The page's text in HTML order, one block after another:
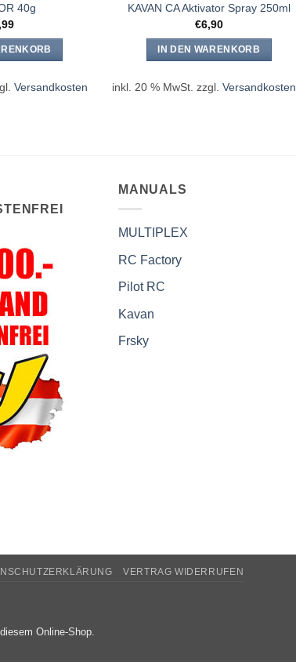
40g
Versandkosten
KAVAN CA Aktivator Spray 250ml
€6,90
IN DEN WARENKORB
inkl. 20 % MwSt. zzgl.Versandkosten
MANUALS
MULTIPLEX
RC Factory
Pilot RC
Kavan
Frsky
VERTRAG WIDERRUFEN
Online-Shop.